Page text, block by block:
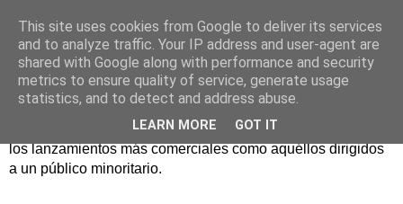
Críticas y reseñas de las principales novedades literarias
editadas en España. En Crítica de libros tienen cabida tanto
los lanzamientos más comerciales como aquéllos dirigidos
a un público minoritario.
This site uses cookies from Google to deliver its services
and to analyze traffic. Your IP address and user-agent are
shared with Google along with performance and security
metrics to ensure quality of service, generate usage
statistics, and to detect and address abuse.
LEARN MORE GOT IT